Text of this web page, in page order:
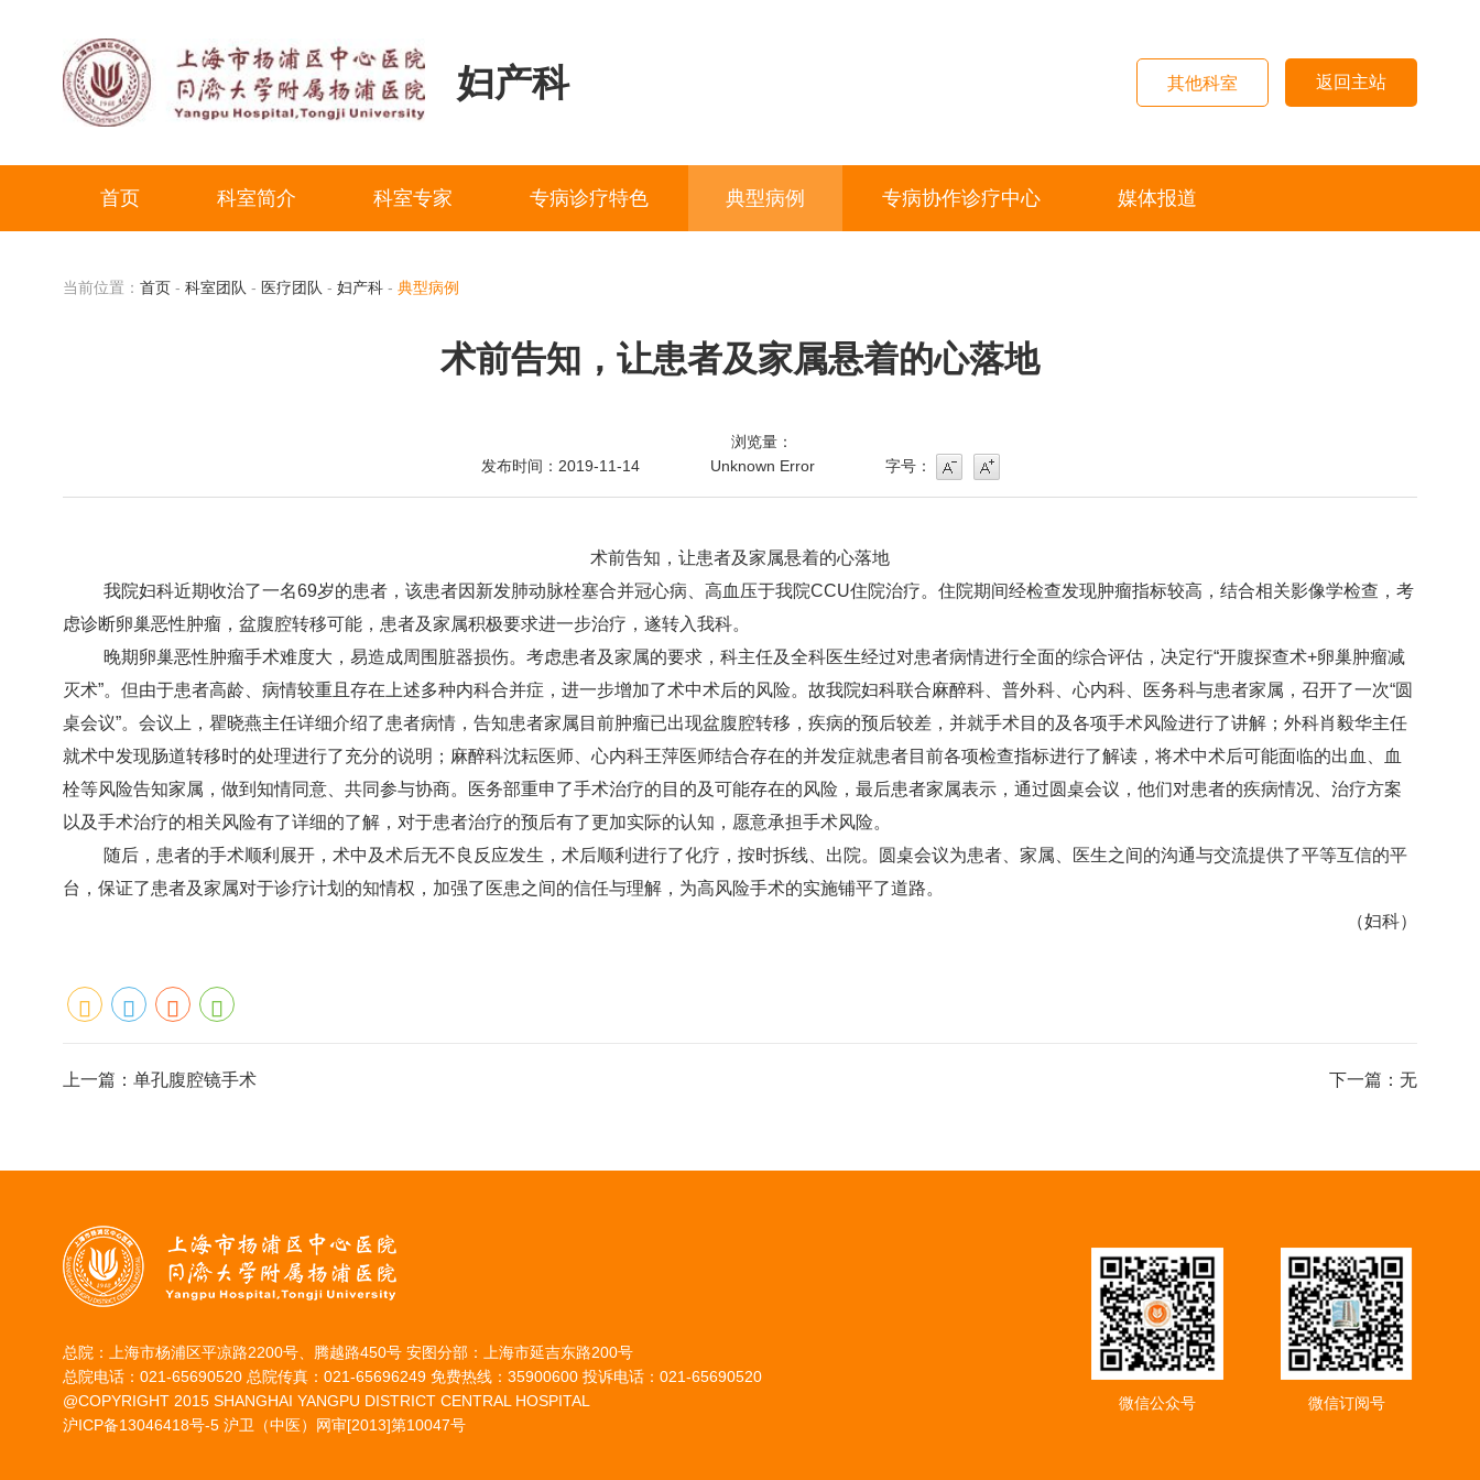
妇产科 其他科室 返回主站
首页 科室简介 科室专家 专病诊疗特色 典型病例 专病协作诊疗中心 媒体报道
当前位置： 首页 - 科室团队 - 医疗团队 - 妇产科 - 典型病例
术前告知，让患者及家属悬着的心落地
发布时间：2019-11-14
浏览量：
Unknown Error
字号：
字号字号增大
术前告知，让患者及家属悬着的心落地
我院妇科近期收治了一名69岁的患者，该患者因新发肺动脉栓塞合并冠心病、高血压于我院CCU住院治疗。住院期间经检查发现肿瘤指标较高，结合相关影像学检查，考
虑诊断卵巢恶性肿瘤，盆腹腔转移可能，患者及家属积极要求进一步治疗，遂转入我科。
晚期卵巢恶性肿瘤手术难度大，易造成周围脏器损伤。考虑患者及家属的要求，科主任及全科医生经过对患者病情进行全面的综合评估，决定行“开腹探查术+卵巢肿瘤减
灭术”。但由于患者高龄、病情较重且存在上述多种内科合并症，进一步增加了术中术后的风险。故我院妇科联合麻醉科、普外科、心内科、医务科与患者家属，召开了一次“圆
桌会议”。会议上，瞿晓燕主任详细介绍了患者病情，告知患者家属目前肿瘤已出现盆腹腔转移，疾病的预后较差，并就手术目的及各项手术风险进行了讲解；外科肖毅华主任
就术中发现肠道转移时的处理进行了充分的说明；麻醉科沈耘医师、心内科王萍医师结合存在的并发症就患者目前各项检查指标进行了解读，将术中术后可能面临的出血、血
栓等风险告知家属，做到知情同意、共同参与协商。医务部重申了手术治疗的目的及可能存在的风险，最后患者家属表示，通过圆桌会议，他们对患者的疾病情况、治疗方案
以及手术治疗的相关风险有了详细的了解，对于患者治疗的预后有了更加实际的认知，愿意承担手术风险。
随后，患者的手术顺利展开，术中及术后无不良反应发生，术后顺利进行了化疗，按时拆线、出院。圆桌会议为患者、家属、医生之间的沟通与交流提供了平等互信的平
台，保证了患者及家属对于诊疗计划的知情权，加强了医患之间的信任与理解，为高风险手术的实施铺平了道路。
（妇科）
上一篇： 单孔腹腔镜手术 下一篇：无
总院：上海市杨浦区平凉路2200号、腾越路450号 安图分部：上海市延吉东路200号
总院电话：021-65690520 总院传真：021-65696249 免费热线：35900600 投诉电话：021-65690520
@COPYRIGHT 2015 SHANGHAI YANGPU DISTRICT CENTRAL HOSPITAL
沪ICP备13046418号-5 沪卫（中医）网审[2013]第10047号
微信公众号 微信订阅号